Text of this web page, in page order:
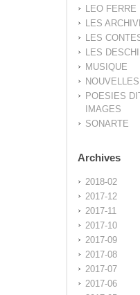
LEO FERRE
LES
LES
LES
MUSIQUE
NOUVELLES
POESIES
IMAGES
SONARTE
Archives
2018-02
2017-12
2017-11
2017-10
2017-09
2017-08
2017-07
2017-06